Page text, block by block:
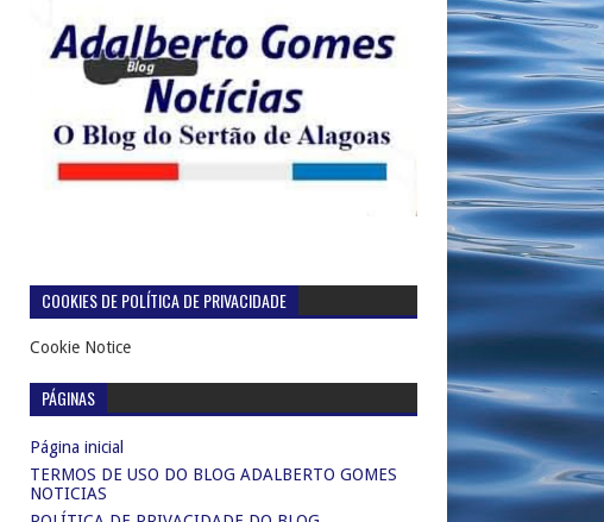
COOKIES DE POLÍTICA DE PRIVACIDADE
Cookie Notice
PÁGINAS
Página inicial
TERMOS DE USO DO BLOG ADALBERTO GOMES
NOTICIAS